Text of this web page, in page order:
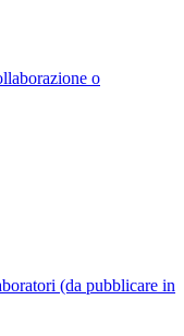
o
(da pubblicare in